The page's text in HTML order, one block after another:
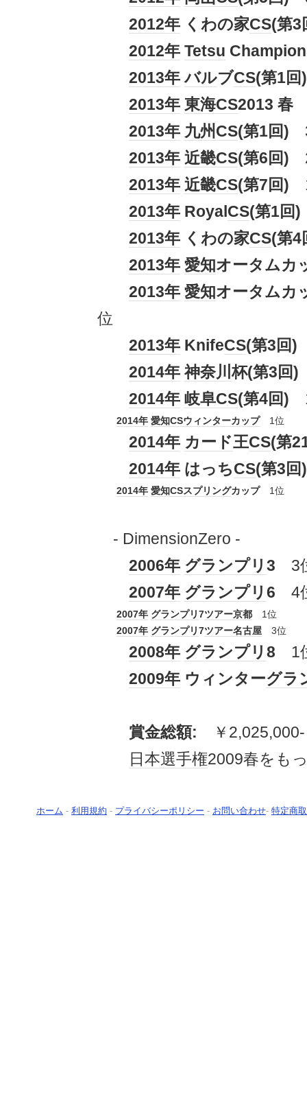
2012年 くわの家CS(第3
2012年 Tetsu
2013年 バルブCS(第1回)
2013年 東海CS2013 春
2013年 九州CS(第1回)
2013年 近畿CS(第6回)
2013年 近畿CS(第7回)
2013年 Royal CS(第1回)
2013年 くわの家CS(第4
2013年 愛知オータムカ
2013年 愛知オータムカ
位
2013年 KnifeCS(第3回)
2014年 神奈川 杯(第3回)
2014年 岐阜CS(第4回)
2014年 愛知CSウィンターカップ1位
2014年 カード王CS(第
2014年 はっちCS(第3回)
2014年 愛知CSスプリングカップ1位
- DimensionZero -
2006年 グランプリ 3 3
2007年 グランプリ 6 4
2007年 グランプリ7ツアー京都 1位
2007年 グランプリ7ツアー名古屋 3位
2008年 グランプリ 8 1
2009年 ウィンターグラ
賞金総額: ￥2,025,000-
日本選手権2009春をも
ホーム - 利用規約 - プライバシーポリシー - お問い合わせ- 特定商